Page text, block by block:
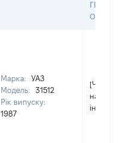
Марка:
УАЗ
Модель:
31512
Рік випуску:
1987
[Член
надав